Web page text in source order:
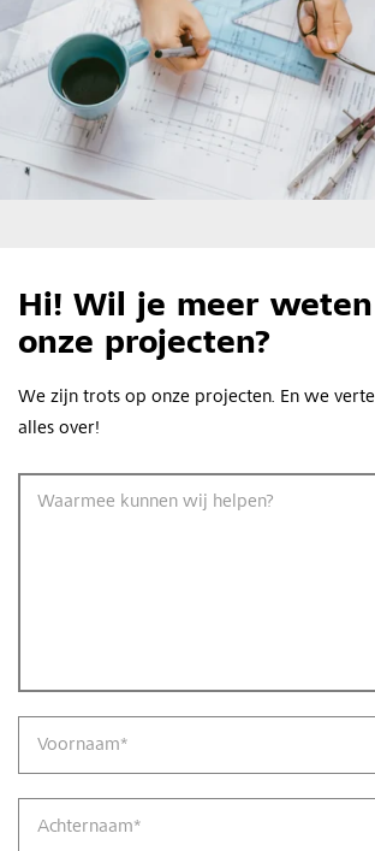
Hi! Wil je meer
onze projecten?
We zijn trots op onze projecten. En we
alles over!
Waarmee kunnen wij helpen?
Voornaam*
Achternaam*